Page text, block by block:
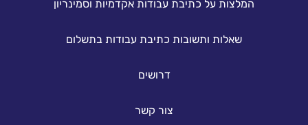
המלצות על כתיבת עבודות אקדמיות וסמינריון
שאלות ותשובות כתיבת עבודות בתשלום
דרושים
צור קשר